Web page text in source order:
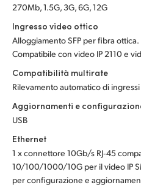
Sweden
Chinese Taipei
UAE
United States
270Mb, 1.5G, 3G, 6G, 12G
Ingresso video ottico
Alloggiamento SFP per fibra ottica.
Compatibile con video IP 2110 e
Compatibilità multirate
Rilevamento automatico di ingressi
Aggiornamenti e
USB
Ethernet
1 x connettore 10Gb/s RJ‑45
10/100/1000/10G per il video IP
per configurazione e